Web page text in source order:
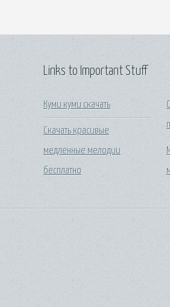
Links to Important Stuff
Куми куми скачать
Скачать красивые
медленные мелодии
бесплатно